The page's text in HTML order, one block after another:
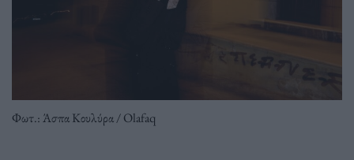
Φωτ.: Άσπα Κουλύρα / Olafaq